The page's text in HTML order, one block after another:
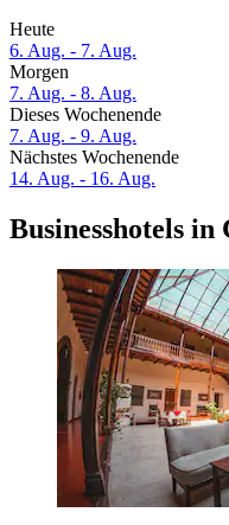
Heute
6. Aug. - 7. Aug.
Morgen
7. Aug. - 8. Aug.
Dieses Wochenende
7. Aug. - 9. Aug.
Nächstes Wochenende
14. Aug. - 16. Aug.
Businesshotels in